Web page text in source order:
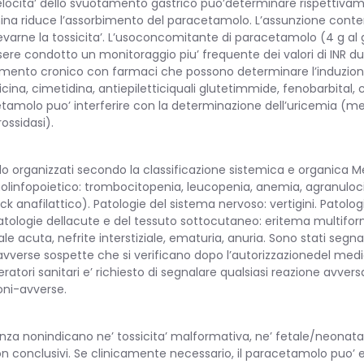
riduce l’assorbimento del paracetamolo. L’assunzione
la tossicita’. L’usoconcomitante di paracetamolo (4 g
condotto un monitoraggio piu’ frequente dei valori di INR
cronico con farmaci che possono determinare
cimetidina, antiepiletticiquali glutetimmide, fenobarbital,
puo’ interferire con la determinazione dell’uricemia
secondo la classificazione sistemica e organica
trombocitopenia, leucopenia, anemia,
anafilattico). Patologie del sistema nervoso: vertigini.
dellacute e del tessuto sottocutaneo: eritema
acuta, nefrite interstiziale, ematuria, anuria. Sono stati
sospette che si verificano dopo l’autorizzazionedel
sanitari e’ richiesto di segnalare qualsiasi reazione
avverse.
nonindicano ne’ tossicita’ malformativa, ne’ fetale/
Se clinicamente necessario, il paracetamolo